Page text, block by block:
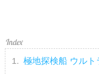
極地探検船 ウルト